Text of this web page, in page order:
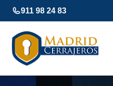
Saltar
al
contenido
911 98 24 83